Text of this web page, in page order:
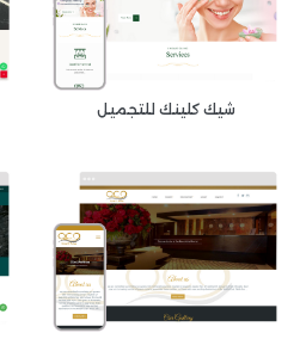
شيك كلينك للتجميل